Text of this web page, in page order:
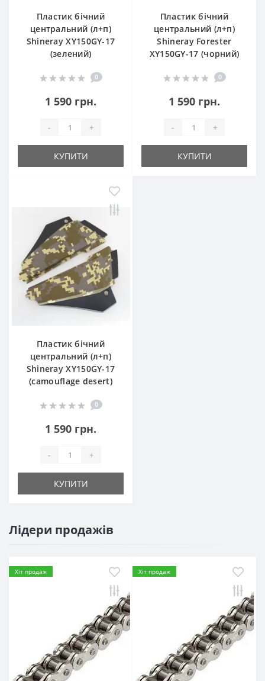
Пластик бічний
центральний (л+п)
Shineray XY150GY-17
(зелений)
0
1 590 грн.
- +
КУПИТИ
Пластик бічний
центральний (л+п)
Shineray Forester
XY150GY-17 (чорний)
0
1 590 грн.
- +
КУПИТИ
Пластик бічний
центральний (л+п)
Shineray XY150GY-17
(camouflage desert)
0
1 590 грн.
- +
КУПИТИ
Лідери продажів
Хіт продаж Хіт продаж